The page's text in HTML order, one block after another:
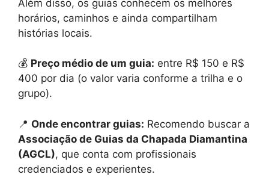
Além disso, os guias conhecem os melhores
horários, caminhos e ainda compartilham
histórias locais.
💰 Preço médio de um guia: entre R$ 150 e R$
400 por dia (o valor varia conforme a trilha e o
grupo).
📍 Onde encontrar guias: Recomendo buscar a
Associação de Guias da Chapada Diamantina
(AGCL), que conta com profissionais
credenciados e experientes.